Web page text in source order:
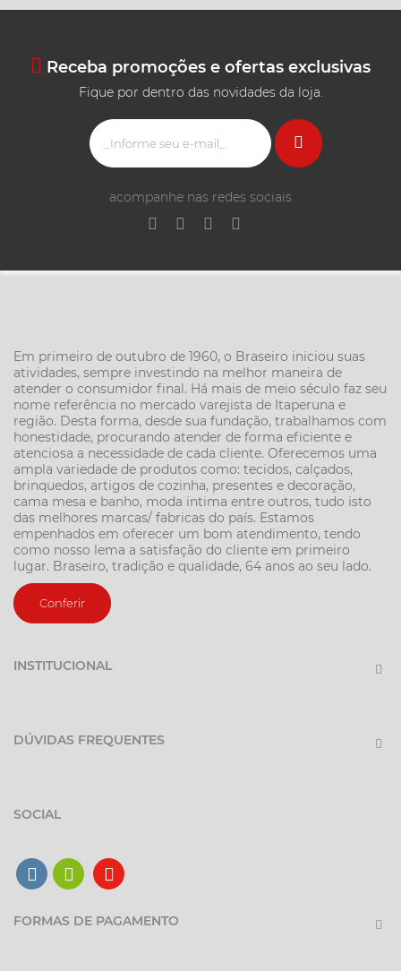
Receba promoções e ofertas exclusivas
Fique por dentro das novidades da loja.
acompanhe nas redes sociais
Em primeiro de outubro de 1960, o Braseiro iniciou suas
atividades, sempre investindo na melhor maneira de
atender o consumidor final. Há mais de meio século faz seu
nome referência no mercado varejista de Itaperuna e
região. Desta forma, desde sua fundação, trabalhamos com
honestidade, procurando atender de forma eficiente e
atenciosa a necessidade de cada cliente. Oferecemos uma
ampla variedade de produtos como: tecidos, calçados,
brinquedos, artigos de cozinha, presentes e decoração,
cama mesa e banho, moda intima entre outros, tudo isto
das melhores marcas/ fabricas do país. Estamos
empenhados em oferecer um bom atendimento, tendo
como nosso lema a satisfação do cliente em primeiro
lugar. Braseiro, tradição e qualidade, 64 anos ao seu lado.
Conferir
INSTITUCIONAL
DÚVIDAS FREQUENTES
SOCIAL
FORMAS DE PAGAMENTO